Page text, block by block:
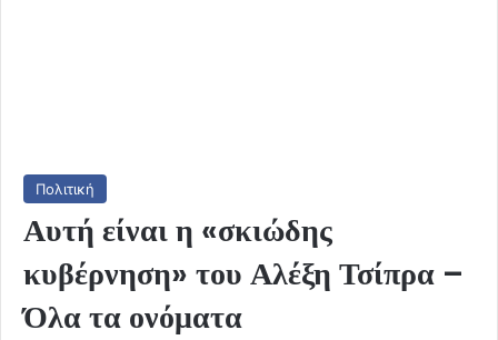
Πολιτική
Αυτή είναι η «σκιώδης
κυβέρνηση» του Αλέξη Τσίπρα –
Όλα τα ονόματα